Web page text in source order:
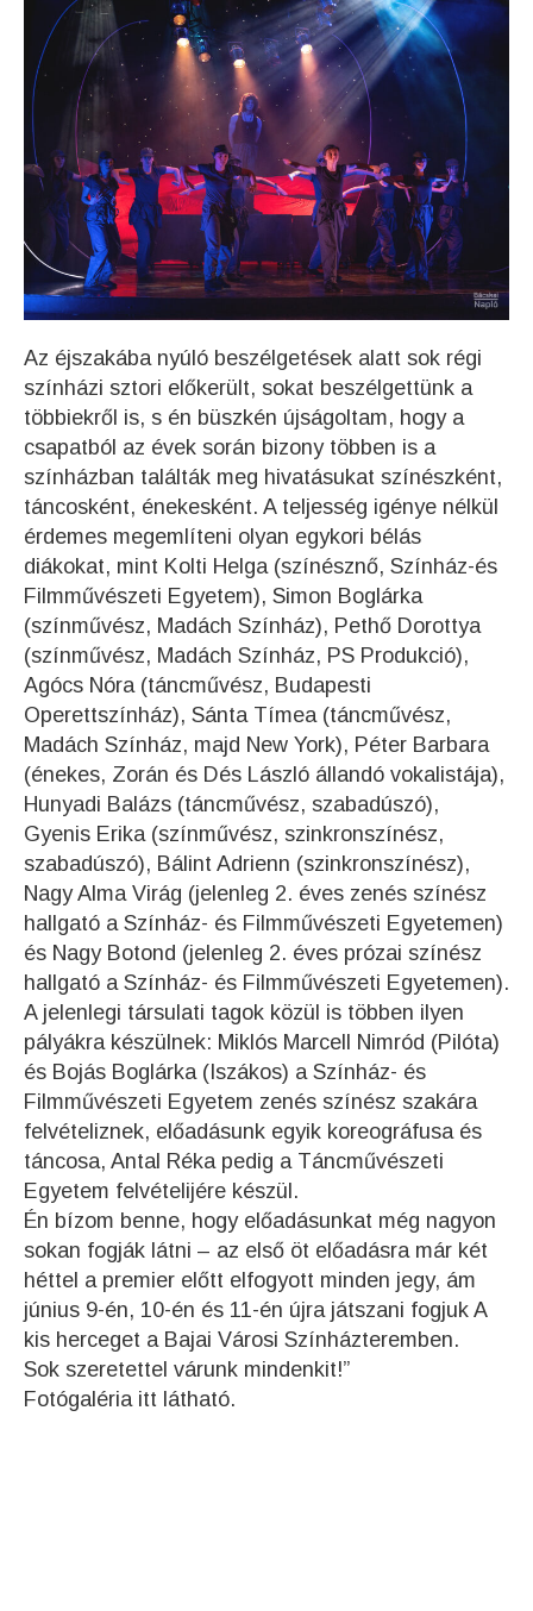
Az éjszakába nyúló beszélgetések alatt sok régi
színházi sztori előkerült, sokat beszélgettünk a
többiekről is, s én büszkén újságoltam, hogy a
csapatból az évek során bizony többen is a
színházban találták meg hivatásukat színészként,
táncosként, énekesként. A teljesség igénye nélkül
érdemes megemlíteni olyan egykori bélás
diákokat, mint Kolti Helga (színésznő, Színház-és
Filmművészeti Egyetem), Simon Boglárka
(színművész, Madách Színház), Pethő Dorottya
(színművész, Madách Színház, PS Produkció),
Agócs Nóra (táncművész, Budapesti
Operettszínház), Sánta Tímea (táncművész,
Madách Színház, majd New York), Péter Barbara
(énekes, Zorán és Dés László állandó vokalistája),
Hunyadi Balázs (táncművész, szabadúszó),
Gyenis Erika (színművész, szinkronszínész,
szabadúszó), Bálint Adrienn (szinkronszínész),
Nagy Alma Virág (jelenleg 2. éves zenés színész
hallgató a Színház- és Filmművészeti Egyetemen)
és Nagy Botond (jelenleg 2. éves prózai színész
hallgató a Színház- és Filmművészeti Egyetemen).
A jelenlegi társulati tagok közül is többen ilyen
pályákra készülnek: Miklós Marcell Nimród (Pilóta)
és Bojás Boglárka (Iszákos) a Színház- és
Filmművészeti Egyetem zenés színész szakára
felvételiznek, előadásunk egyik koreográfusa és
táncosa, Antal Réka pedig a Táncművészeti
Egyetem felvételijére készül.
Én bízom benne, hogy előadásunkat még nagyon
sokan fogják látni – az első öt előadásra már két
héttel a premier előtt elfogyott minden jegy, ám
június 9-én, 10-én és 11-én újra játszani fogjuk A
kis herceget a Bajai Városi Színházteremben.
Sok szeretettel várunk mindenkit!”
Fotógaléria itt látható.